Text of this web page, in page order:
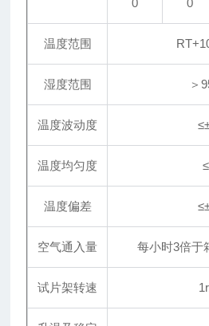
0
0
温度范围
湿度范围 ＞
温度波动度
温度均匀度
温度偏差
空气通入量 每小时3倍于
试片架转速